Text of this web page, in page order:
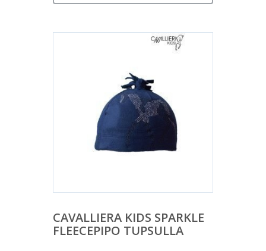
CAVALLIERA KIDS SPARKLE
FLEECEPIPO TUPSULLA